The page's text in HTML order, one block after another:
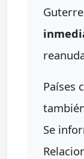
Países
Se